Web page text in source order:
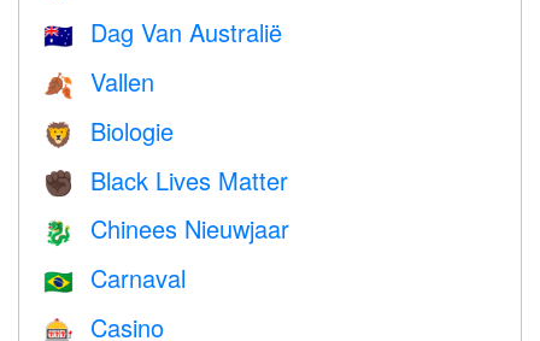
🇦🇺 Dag Van Australië
🍂 Vallen
🦁 Biologie
✊🏿 Black Lives Matter
🐉 Chinees Nieuwjaar
🇧🇷 Carnaval
🎰 Casino